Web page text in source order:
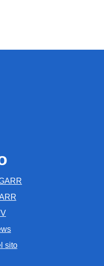
sito